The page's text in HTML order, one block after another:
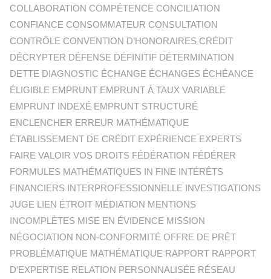
COLLABORATION COMPÉTENCE CONCILIATION
CONFIANCE CONSOMMATEUR CONSULTATION
CONTRÔLE CONVENTION D’HONORAIRES CRÉDIT
DÉCRYPTER DÉFENSE DÉFINITIF DÉTERMINATION
DETTE DIAGNOSTIC ÉCHANGE ÉCHANGES ÉCHÉANCE
ÉLIGIBLE EMPRUNT EMPRUNT À TAUX VARIABLE
EMPRUNT INDEXÉ EMPRUNT STRUCTURÉ
ENCLENCHER ERREUR MATHÉMATIQUE
ÉTABLISSEMENT DE CRÉDIT EXPÉRIENCE EXPERTS
FAIRE VALOIR VOS DROITS FÉDÉRATION FÉDÉRER
FORMULES MATHÉMATIQUES IN FINE INTÉRÊTS
FINANCIERS INTERPROFESSIONNELLE INVESTIGATIONS
JUGE LIEN ÉTROIT MÉDIATION MENTIONS
INCOMPLÈTES MISE EN ÉVIDENCE MISSION
NÉGOCIATION NON-CONFORMITÉ OFFRE DE PRÊT
PROBLÉMATIQUE MATHÉMATIQUE RAPPORT RAPPORT
D’EXPERTISE RELATION PERSONNALISÉE RÉSEAU